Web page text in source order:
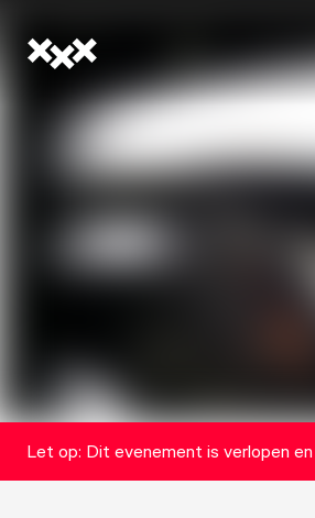
Let op: Dit evenement is verlopen